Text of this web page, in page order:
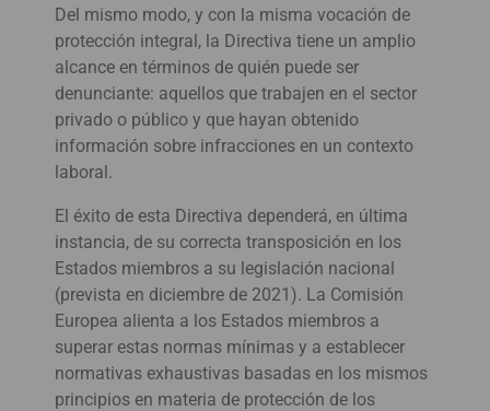
Del mismo modo, y con la misma vocación de
protección integral, la Directiva tiene un amplio
alcance en términos de quién puede ser
denunciante: aquellos que trabajen en el sector
privado o público y que hayan obtenido
información sobre infracciones en un contexto
laboral.
El éxito de esta Directiva dependerá, en última
instancia, de su correcta transposición en los
Estados miembros a su legislación nacional
(prevista en diciembre de 2021). La Comisión
Europea alienta a los Estados miembros a
superar estas normas mínimas y a establecer
normativas exhaustivas basadas en los mismos
principios en materia de protección de los